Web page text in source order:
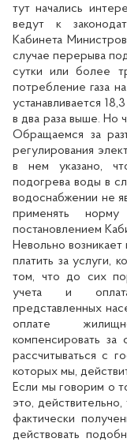
тут начались
ведут к
Кабинета
случае перерыва
сутки или более
потребление газа
устанавливается
в два раза выше. Но
Обращаемся за
регулирования
в нем указано,
подогрева воды в
водоснабжении не
применять норму
постановлением
Невольно
платить за услуги,
том, что до сих
учета и оплата
представленных
оплате
компенсировать за
рассчитываться с
которых мы,
Если мы говорим о
это,
фактически
действовать